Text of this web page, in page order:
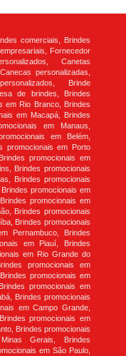
comerciais, Brindes
Fornecedor
Canetas
personalizadas,
Brinde
de brindes, Brindes
em Rio Branco, Brindes
em Macapá, Brindes
em Manaus,
em Belém,
promocionais em Porto
promocionais em
Brindes promocionais
Brindes promocionais
promocionais em
promocionais em
Brindes promocionais
Brindes promocionais
Pernambuco, Brindes
em Piauí, Brindes
em Rio Grande do
promocionais em
promocionais em
promocionais em
Brindes promocionais
em Campo Grande,
promocionais em
Brindes promocionais
Gerais, Brindes
em São Paulo,